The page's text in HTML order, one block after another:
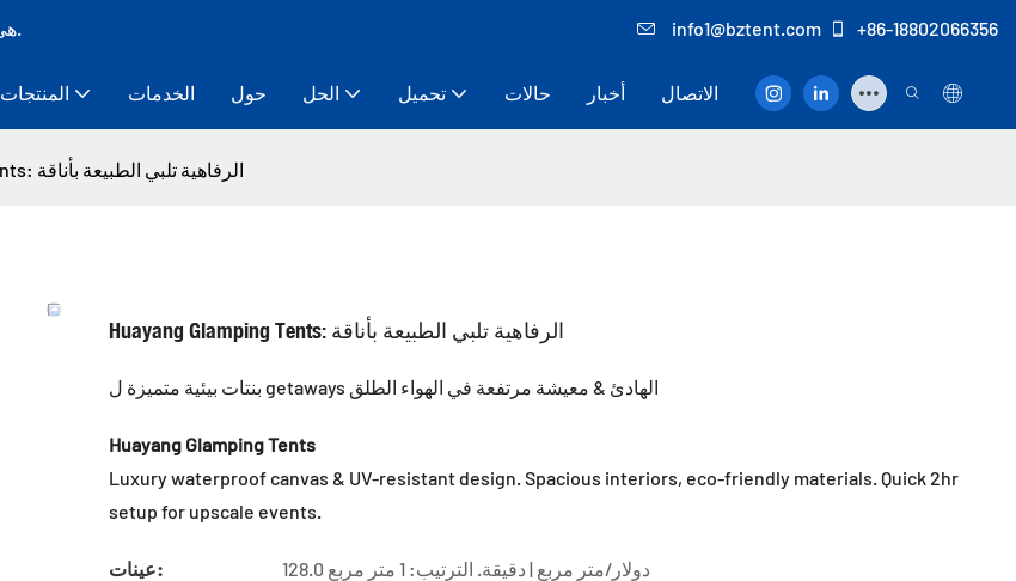
Bozo Tent هي شركة تصنيع خيام ذات هيكل مؤقت معياري لأكثر من 10 سنوات. info1@bztent.com +86-18802066356
المنتجات الخدمات حول الحل تحميل حالات أخبار الاتصال
Huayang Glamping Tents: الرفاهية تلبي الطبيعة بأناقة
Huayang Glamping Tents: الرفاهية تلبي الطبيعة بأناقة
بنتات بيئية متميزة ل getaways الهادئ & معيشة مرتفعة في الهواء الطلق
Huayang Glamping Tents
Luxury waterproof canvas & UV-resistant design. Spacious interiors, eco-friendly materials. Quick 2hr
setup for upscale events.
عينات:
128.0 دولار/متر مربع | دقيقة. الترتيب: 1 متر مربع